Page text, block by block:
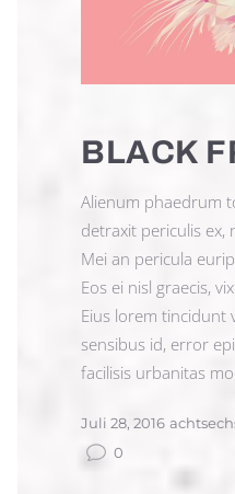
BLACK
Alienum phaedrum
detraxit periculis ex,
Mei an pericula
Eos ei nisl graecis,
Eius lorem tincidunt
sensibus id, error
facilisis urbanitas
Juli 28, 2016
0